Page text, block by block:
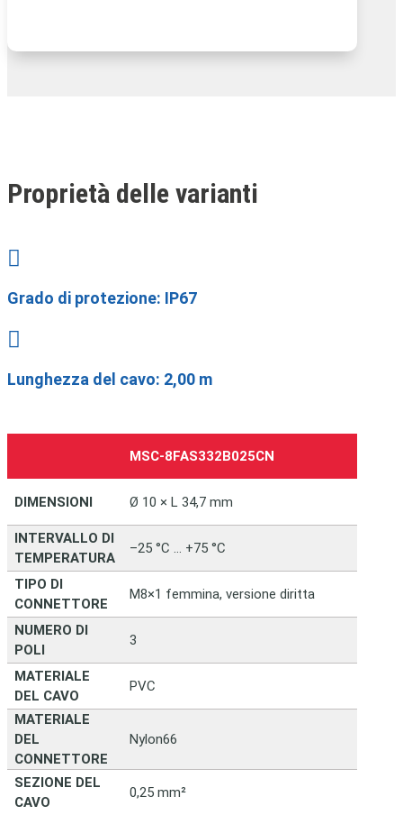
Proprietà delle varianti

Grado di protezione: IP67

Lunghezza del cavo: 2,00 m
MSC-8FAS332B025CN
DIMENSIONI Ø 10 × L 34,7 mm
INTERVALLO DI
TEMPERATURA
–25 °C … +75 °C
TIPO DI
CONNETTORE
M8×1 femmina, versione diritta
NUMERO DI
POLI
3
MATERIALE
DEL CAVO
PVC
MATERIALE
DEL
CONNETTORE
Nylon66
SEZIONE DEL
CAVO
0,25 mm²